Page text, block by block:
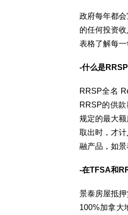
政府每年都
的任何投资
表格了解每
-什么是
RRSP全名
RRSP的供
规定的最大
取出时，才
融产品，如
-在TFSA和
景泰房屋抵
100%加拿大